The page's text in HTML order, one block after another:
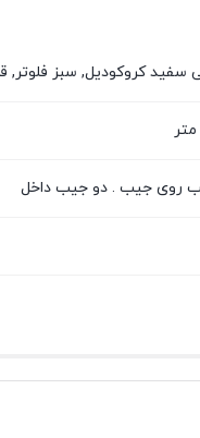
کروکودیل, سبز فلوتر,
روی جیب . دو جیب داخل